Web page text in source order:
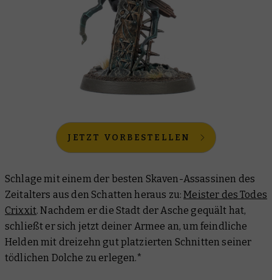
JETZT VORBESTELLEN
Schlage mit einem der besten Skaven-Assassinen des
Zeitalters aus den Schatten heraus zu:Meister des Todes
Crixxit. Nachdem er die Stadt der Asche gequält hat,
schließt er sich jetzt deiner Armee an, um feindliche
Helden mit dreizehn gut platzierten Schnitten seiner
tödlichen Dolche zu erlegen.*